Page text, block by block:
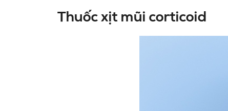
Thuốc xịt mũi corticoid